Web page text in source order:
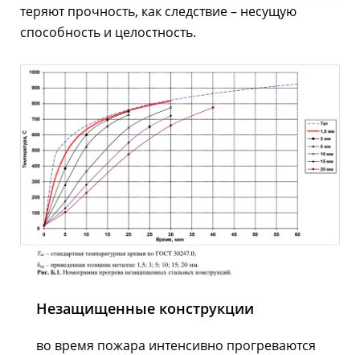
теряют прочность, как следствие – несущую
способность и целостность.
Незащищенные конструкции
во время пожара интенсивно прогреваются